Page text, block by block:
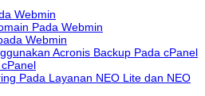
Webmin
Pada Webmin
Webmin
Acronis Backup Pada cPanel
Pada Layanan NEO Lite dan NEO